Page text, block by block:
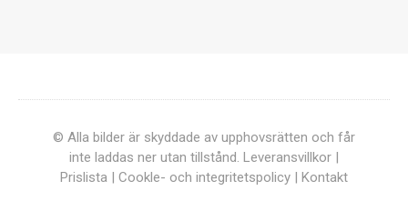
© Alla bilder är skyddade av upphovsrätten och får
inte laddas ner utan tillstånd. Leveransvillkor |
Prislista | Cookle- och integritetspolicy | Kontakt